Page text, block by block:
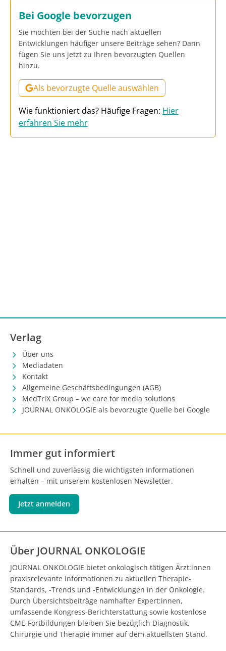
Bei Google bevorzugen
Sie möchten bei der Suche nach aktuellen
Entwicklungen häufiger unsere Beiträge sehen? Dann
fügen Sie uns jetzt zu Ihren bevorzugten Quellen
hinzu.
Als bevorzugte Quelle auswählen
Wie funktioniert das? Häufige Fragen: Hier
erfahren Sie mehr
Verlag
Über uns
Mediadaten
Kontakt
Allgemeine Geschäftsbedingungen (AGB)
MedTriX Group – we care for media solutions
JOURNAL ONKOLOGIE als bevorzugte Quelle bei Google
Immer gut informiert
Schnell und zuverlässig die wichtigsten Informationen
erhalten – mit unserem kostenlosen Newsletter.
Jetzt anmelden
Über JOURNAL ONKOLOGIE
JOURNAL ONKOLOGIE bietet onkologisch tätigen Ärzt:innen
praxisrelevante Informationen zu aktuellen Therapie-
Standards, -Trends und -Entwicklungen in der Onkologie.
Durch Übersichtsbeiträge namhafter Expert:innen,
umfassende Kongress-Berichterstattung sowie kostenlose
CME-Fortbildungen bleiben Sie bezüglich Diagnostik,
Chirurgie und Therapie immer auf dem aktuellsten Stand.